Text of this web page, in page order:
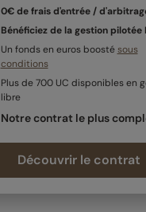
0€ de frais d'entrée /
Bénéficiez de la gestion pilotée
Un fonds en euros boostésous
conditions
Plus de 700 UC disponibles en
libre
Notre contrat le plus
Découvrir le contrat